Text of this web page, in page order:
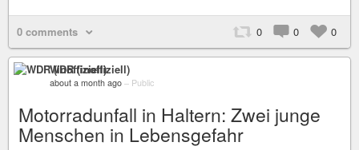
0 comments 0 0 0
WDR (inoffiziell)
about a month ago – Public
Motorradunfall in Haltern: Zwei junge
Menschen in Lebensgefahr